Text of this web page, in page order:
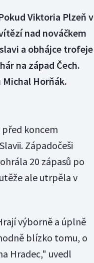
Viktoria Plzeň v
nad nováčkem
a obhájce trofeje
na západ Čech.
Horňák.
před koncem
Západočeši
20 zápasů po
ale utrpěla v
výborně a úplně
blízko tomu, o
Hradec," uvedl